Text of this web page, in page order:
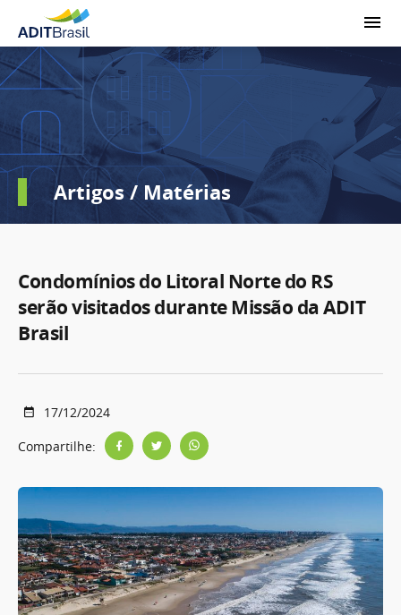
Artigos / Matérias
Condomínios do Litoral Norte do RS
serão visitados durante Missão da ADIT
Brasil
17/12/2024
Compartilhe: